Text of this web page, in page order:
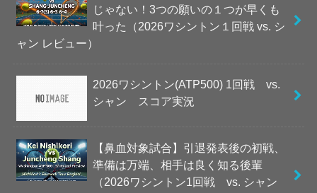
じゃない！3つの願いの１つが早くも
叶った（2026ワシントン１回戦 vs. シ
ャン レビュー）
2026ワシントン(ATP500) 1回戦 vs.
シャン スコア実況
【鼻血対象試合】引退発表後の初戦、
準備は万端、相手は良く知る後輩
（2026ワシントン1回戦 vs. シャン